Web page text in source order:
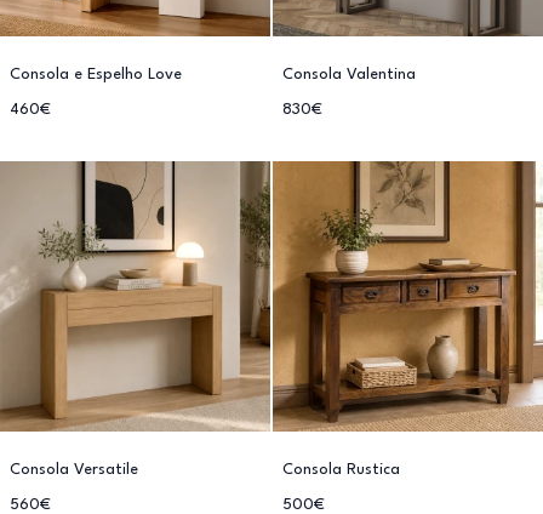
Consola e Espelho Love
460€
Consola Valentina
830€
Consola Versatile
560€
Consola Rustica
500€